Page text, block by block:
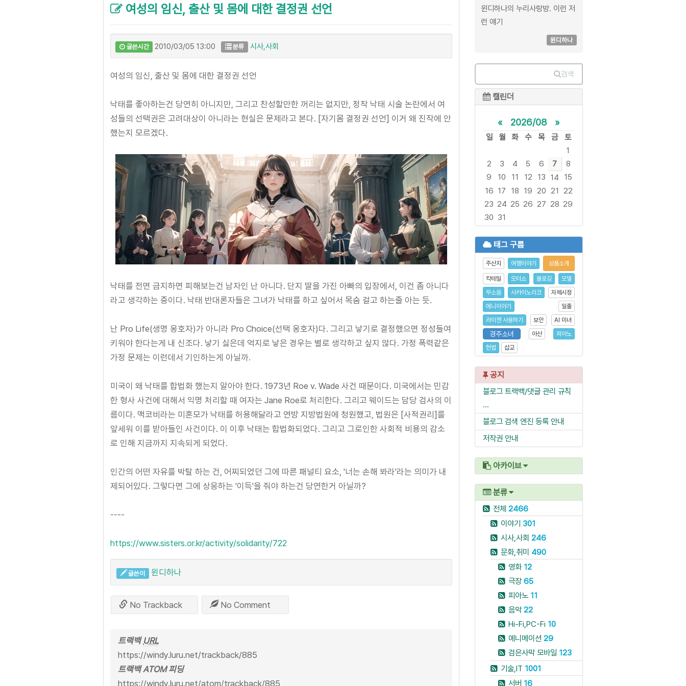
여성의 임신, 출산 및 몸에 대한 결정권 선언
글쓴시간 2010/03/05 13:00 분류 시사,사회
여성의 임신, 출산 및 몸에 대한 결정권 선언
낙태를 좋아하는건 당연히 아니지만, 그리고 찬성할만한 꺼리는 없지만, 정작 낙태 시술 논란에서 여
성들의 선택권은 고려대상이 아니라는 현실은 문제라고 본다. [자기몸 결정권 선언] 이거 왜 진작에 안
했는지 모르겠다.
낙태를 전면 금지하면 피해보는건 남자인 난 아니다. 단지 딸을 가진 아빠의 입장에서, 이건 좀 아니다
라고 생각하는 중이다. 낙태 반대론자들은 그녀가 낙태를 하고 싶어서 목숨 걸고 하는줄 아는 듯.
난 Pro Life(생명 옹호자)가 아니라 Pro Choice(선택 옹호자)다. 그리고 낳기로 결정했으면 정성들여
키워야 한다는게 내 신조다. 낳기 싫은데 억지로 낳은 경우는 별로 생각하고 싶지 않다. 가정 폭력같은
가정 문제는 이런데서 기인하는게 아닐까.
미국이 왜 낙태를 합법화 했는지 알아야 한다. 1973년 Roe v. Wade 사건 때문이다. 미국에서는 민감
한 형사 사건에 대해서 익명 처리할 때 여자는 Jane Roe로 처리한다. 그리고 웨이드는 담당 검사의 이
름이다. 맥코비라는 미혼모가 낙태를 허용해달라고 연방 지방법원에 청원했고, 법원은 [사적권리]를
앞세워 이를 받아들인 사건이다. 이 이후 낙태는 합법화되었다. 그리고 그로인한 사회적 비용의 감소
로 인해 지금까지 지속되게 되었다.
인간의 어떤 자유를 박탈 하는 건, 어찌되었던 그에 따른 패널티 요소, '너는 손해 봐라'라는 의미가 내
제되어있다. 그렇다면 그에 상응하는 '이득'을 줘야 하는건 당연한거 아닐까?
----
https://www.sisters.or.kr/activity/solidarity/722
글쓴이 윈디하나
No Trackback No Comment
트랙백 URL
https://windy.luru.net/trackback/885
트랙백 ATOM 피딩
https://windy.luru.net/atom/trackback/885
윈디하나의 누리사랑방. 이런 저
런 얘기
윈디하나
검색
캘린더
« 2026/08 »
일 월 화 수 목 금
토
1
2
3 4 5 6 7
8
9
10 11 12 13 14
15
16 17 18 19 20 21
22
23 24 25 26 27 28 29
30 31
태그 구름
주산지 여행이야기 상품소개
칵테일 모터쇼 블로깅
모델
무소음
사카이노리코
자체시정
에니이야기
일출
라이젠 사용하기
보안 AI 미녀
경주소녀 아산
피아노
헌법
삽교
공지
블로그 트랙백/댓글 관리 규칙
...
블로그 검색 엔진 등록 안내
저작권 안내
아카이브
분류
전체 2466
이야기 301
시사,사회 246
문화,취미 490
영화 12
극장65
피아노 11
음악22
Hi-Fi,PC-Fi 10
에니메이션 29
검은사막 모바일 123
기술,IT 1001
서버 16